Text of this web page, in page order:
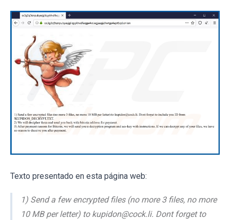
Texto presentado en esta página web:
1) Send a few encrypted files (no more 3 files, no more
10 MB per letter) to kupidon@cock.li. Dont forget to